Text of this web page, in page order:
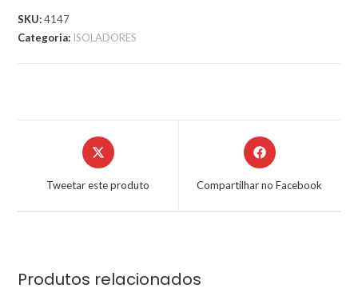
SKU:4147
Categoria: ISOLADORES
Tweetar este produto Compartilhar no Facebook
Produtos relacionados